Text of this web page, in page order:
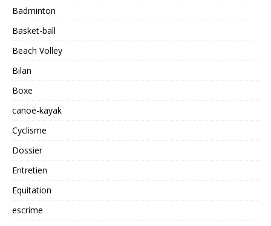
Badminton
Basket-ball
Beach Volley
Bilan
Boxe
canoë-kayak
Cyclisme
Dossier
Entretien
Equitation
escrime